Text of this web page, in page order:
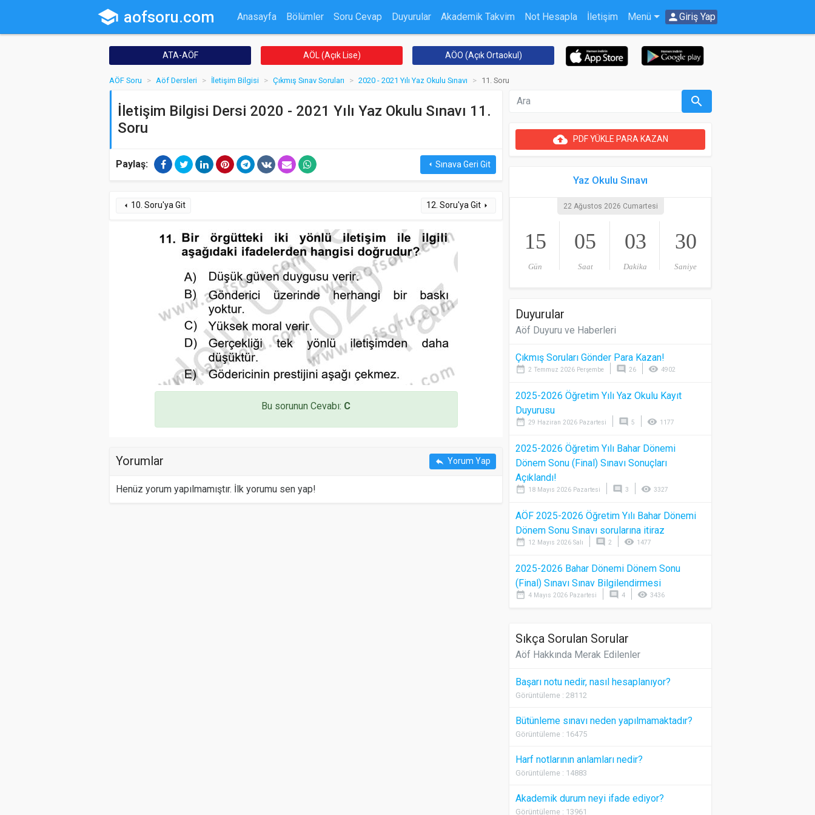
school aofsoru.com Anasayfa Bölümler Soru Cevap Duyurular Akademik Takvim Not Hesapla İletişim Menü personGiriş Yap
ATA-AÖF AÖL (Açık Lise) AÖO (Açık Ortaokul)
AÖF Soru Aöf Dersleri İletişim Bilgisi Çıkmış Sınav Soruları 2020 - 2021 Yılı Yaz Okulu Sınavı 11. Soru
İletişim Bilgisi Dersi 2020 - 2021 Yılı Yaz Okulu Sınavı 11.
Soru
Paylaş: arrow_leftSınava Geri Git
arrow_left 10. Soru'ya Git 12. Soru'ya Git arrow_right
Bu sorunun Cevabı: C
Yorumlar reply Yorum Yap
Henüz yorum yapılmamıştır. İlk yorumu sen yap!
search
cloud_uploadPDF YÜKLE PARA KAZAN
Yaz Okulu Sınavı
22 Ağustos 2026 Cumartesi
15
Gün
05
Saat
03
Dakika
30
Saniye
Duyurular
Aöf Duyuru ve Haberleri
Çıkmış Soruları Gönder Para Kazan!
date_range 2 Temmuz 2026 Perşembe comment 26 visibility 4902
2025-2026 Öğretim Yılı Yaz Okulu Kayıt
Duyurusu
date_range 29 Haziran 2026 Pazartesi comment 5 visibility 1177
2025-2026 Öğretim Yılı Bahar Dönemi
Dönem Sonu (Final) Sınavı Sonuçları
Açıklandı!
date_range 18 Mayıs 2026 Pazartesi comment 3 visibility 3327
AÖF 2025-2026 Öğretim Yılı Bahar Dönemi
Dönem Sonu Sınavı sorularına itiraz
date_range 12 Mayıs 2026 Salı comment 2 visibility 1477
2025-2026 Bahar Dönemi Dönem Sonu
(Final) Sınavı Sınav Bilgilendirmesi
date_range 4 Mayıs 2026 Pazartesi comment 4 visibility 3436
Sıkça Sorulan Sorular
Aöf Hakkında Merak Edilenler
Başarı notu nedir, nasıl hesaplanıyor?
Görüntüleme : 28112
Bütünleme sınavı neden yapılmamaktadır?
Görüntüleme : 16475
Harf notlarının anlamları nedir?
Görüntüleme : 14883
Akademik durum neyi ifade ediyor?
Görüntüleme : 13961